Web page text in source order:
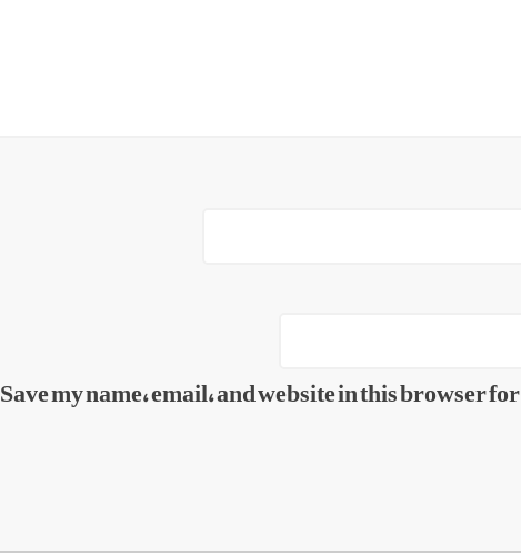
Save my name, email, and website in this browser